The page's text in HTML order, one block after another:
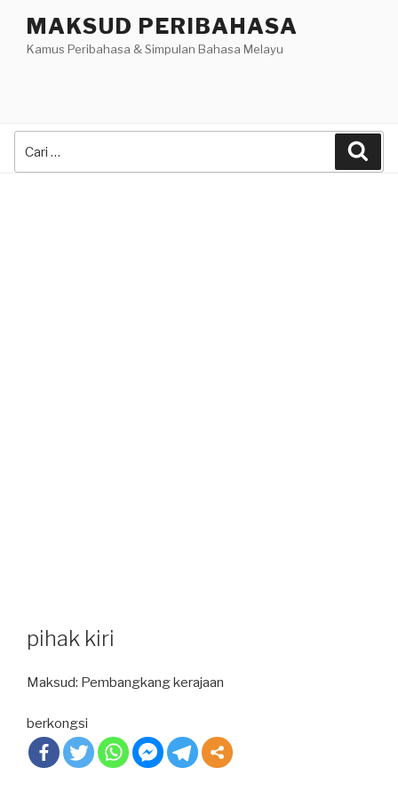
content
MAKSUD PERIBAHASA
Kamus Peribahasa & Simpulan Bahasa Melayu
pihak kiri
Maksud: Pembangkang kerajaan
berkongsi